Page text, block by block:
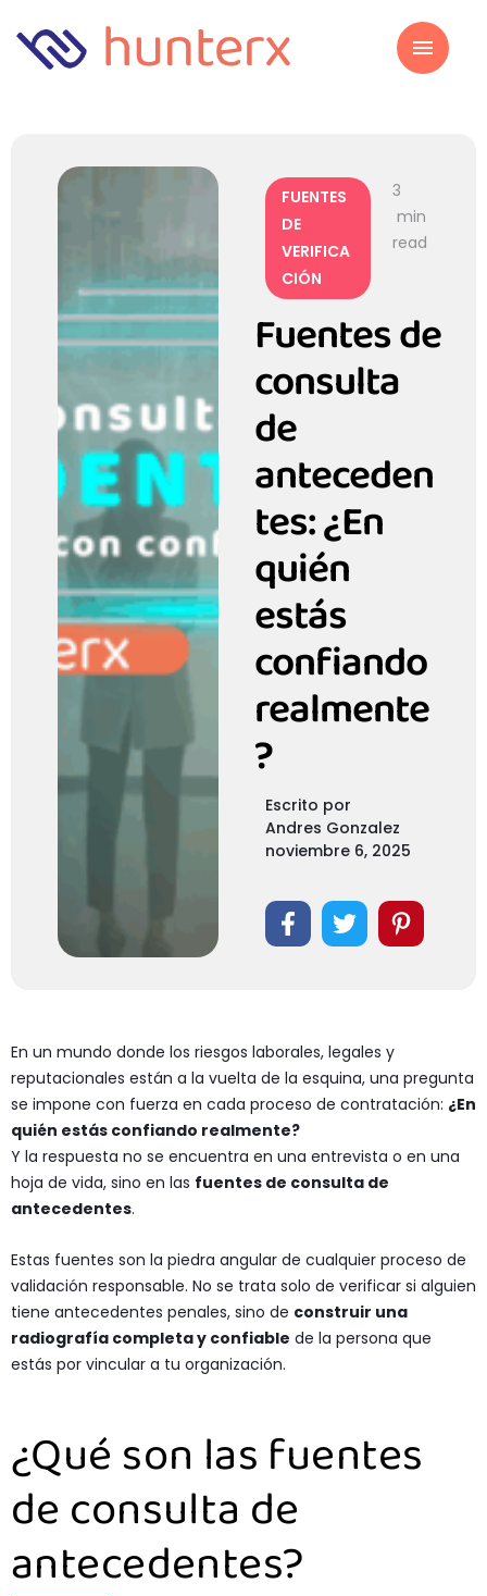
FUENTES
DE
VERIFICA
CIÓN
3
read
Fuentes de
consulta
de
anteceden
tes: ¿En
quién
estás
confiando
realmente
?
Escrito por
Andres Gonzalez
noviembre 6, 2025
En un mundo donde los riesgos laborales, legales y
reputacionales están a la vuelta de la esquina, una pregunta
se impone con fuerza en cada proceso de contratación: ¿En
quién estás confiando realmente?
Y la respuesta no se encuentra en una entrevista o en una
hoja de vida, sino en las fuentes de consulta de
antecedentes.
Estas fuentes son la piedra angular de cualquier proceso de
validación responsable. No se trata solo de verificar si alguien
tiene antecedentes penales, sino de construir una
radiografía completa y confiable de la persona que
estás por vincular a tu organización.
¿Qué son las fuentes
de consulta de
antecedentes?